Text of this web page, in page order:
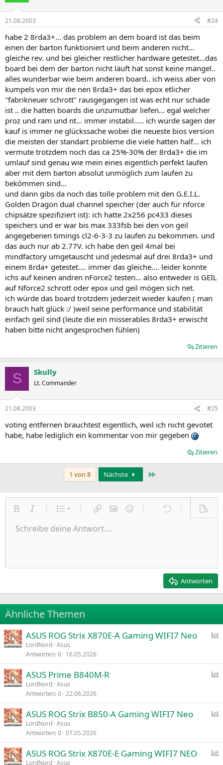
21.08.2003 #24
habe 2 8rda3+... das problem an dem board ist das beim
einen der barton funktioniert und beim anderen nicht...
gleiche rev. und bei gleicher restlicher hardware getestet...das
board bei dem der barton nicht läuft hat sonst keine mängel..
alles wunderbar wie beim anderen board.. ich weiss aber von
kumpels von mir die nen 8rda3+ das bei epox etlicher
"fabrikneuer schrott" rausgegangen ist was echt nur schade
ist .. die hatten boards die unzumutbar liefen... egal welcher
proz und ram und nt... immer instabil..... ich würde sagen der
kauf is immer ne glückssache wobei die neueste bios version
die meisten der standart probleme die viele hatten half... ich
vermute trotzdem noch das ca 25%-30% der 8rda3+ die im
umlauf sind genau wie mein eines eigentlich perfekt laufen
aber mit dem barton absolut unmöglich zum laufen zu
bekómmen sind...
und dann gibs da noch das tolle problem mit den G.E.I.L.
Golden Dragon dual channel speicher (der auch für nforce
chipsätze spezifiziert ist): ich hatte 2x256 pc433 dieses
speichers und er war bis max 333fsb bei den von geil
angegebenen timings cl2-6-3-3 zu laufen zu bekommen. und
das auch nur ab 2.77V. ich habe den geil 4mal bei
mindfactory umgetauscht und jedesmal auf drei 8rda3+ und
einem 8rda+ getestet.... immer das gleiche.... leider konnte
ichs auf keinen andren nForce2 testen... also entweder is GEIL
auf Nforce2 schrott oder epox und geil mögen sich net.
ich würde das board trotzdem jederzeit wieder kaufen ( man
brauch halt glück :/ )weil seine performance und stabilität
einfach geil sind (leute die ein misserables 8rda3+ erwischt
haben bitte nicht angesprochen fühlen)
Zitieren
S Skully
Lt. Commander
21.08.2003 #25
voting entfernen brauchtest eigentlich, weil ich nicht gevotet
habe, habe lediglich ein kommentar von mir gegeben
Zitieren
1 von 8 Nächste
Fett KursivWeitere Einstellungen…
Liste
Nummerierte Liste
Ungeordnete Liste
Weitere Einstellungen…
Link einfügen
Bild einfügen
SmileysWeitere Einstellungen…
Rückgängig
Weitere
Schriftgröße
9
22
26
TextfarbeSchriftfamilie
Arial
Times New Roman
Trebuchet MS
Verdana
Durchgestrichen
Unterstrichen
Inline-Code
AusrichtungLinksbündig
Paragraph format
Normal
Heading 2
ZitatMedienTabelle einfügen
Insert horizontal line
SpoilerCode
Wiederholen
BBCode umschalten
Formatierung entfernen
EntwürfeEntwurf speichern
Schreibe deine Antwort....
Antworten
Ähnliche Themen
r
a
ASUS ROG Strix X870E-A Gaming WIFI7 Neo
LordNord Asus
Antworten 0 16.05.2026
r
a
ASUS Prime B840M-R
LordNord Asus
Antworten 0 22.06.2026
r
a
ASUS ROG Strix B850-A Gaming WIFI7 Neo
LordNord Asus
Antworten 0 07.05.2026
ASUS ROG Strix X870E-E Gaming WIFI7 NEO
LordNord Asus